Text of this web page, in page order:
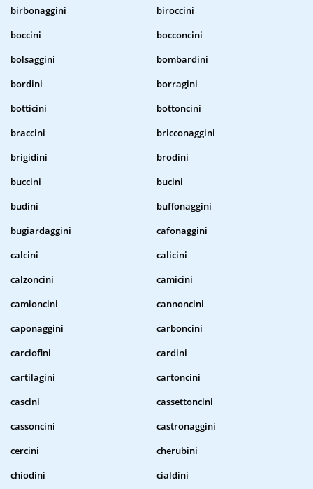
birbonaggini
biroccini
boccini
bocconcini
bolsaggini
bombardini
bordini
borragini
botticini
bottoncini
braccini
bricconaggini
brigidini
brodini
buccini
bucini
budini
buffonaggini
bugiardaggini
cafonaggini
calcini
calicini
calzoncini
camicini
camioncini
cannoncini
caponaggini
carboncini
carciofini
cardini
cartilagini
cartoncini
cascini
cassettoncini
cassoncini
castronaggini
cercini
cherubini
chiodini
cialdini